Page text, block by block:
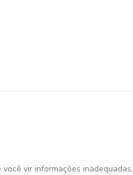
vir informações inadequadas,